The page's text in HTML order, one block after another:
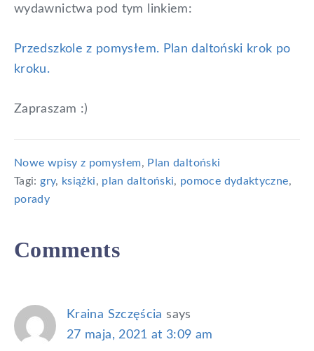
wydawnictwa pod tym linkiem:
Przedszkole z pomysłem. Plan daltoński krok po
kroku.
Zapraszam :)
Nowe wpisy z pomysłem, Plan daltoński
Tagi: gry, książki, plan daltoński, pomoce dydaktyczne,
porady
Reader
Comments
Kraina Szczęścia says
27 maja, 2021 at 3:09 am